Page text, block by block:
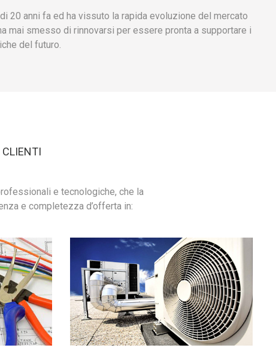
20 anni fa ed ha vissuto la rapida evoluzione del mercato
mai smesso di rinnovarsi per essere pronta a supportare i
del futuro.
CLIENTI
e tecnologiche, che la
e completezza d’offerta in: